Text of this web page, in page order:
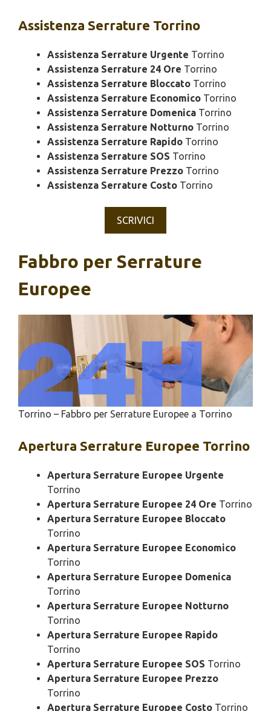
Assistenza Serrature Torrino
Assistenza Serrature Urgente Torrino
Assistenza Serrature 24 Ore Torrino
Assistenza Serrature Bloccato Torrino
Assistenza Serrature Economico Torrino
Assistenza Serrature Domenica Torrino
Assistenza Serrature Notturno Torrino
Assistenza Serrature Rapido Torrino
Assistenza Serrature SOS Torrino
Assistenza Serrature Prezzo Torrino
Assistenza Serrature Costo Torrino
SCRIVICI
Fabbro per Serrature
Europee
Torrino – Fabbro per Serrature Europee a Torrino
Apertura Serrature Europee Torrino
Apertura Serrature Europee Urgente
Torrino
Apertura Serrature Europee 24 Ore Torrino
Apertura Serrature Europee Bloccato
Torrino
Apertura Serrature Europee Economico
Torrino
Apertura Serrature Europee Domenica
Torrino
Apertura Serrature Europee Notturno
Torrino
Apertura Serrature Europee Rapido
Torrino
Apertura Serrature Europee SOS Torrino
Apertura Serrature Europee Prezzo
Torrino
Apertura Serrature Europee Costo Torrino